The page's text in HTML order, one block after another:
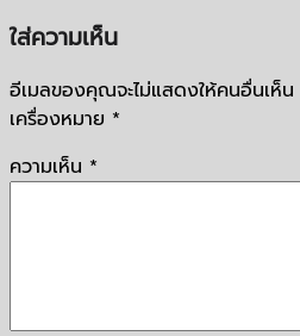
ใส่ความเห็น
อีเมลของคุณจะไม่แสดงให้คนอื่นเห็น
เครื่องหมาย *
ความเห็น *